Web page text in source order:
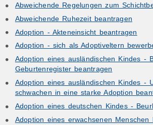
Abweichende Regelungen zum
Abweichende Ruhezeit beantragen
Adoption - Akteneinsicht beantragen
Adoption - sich als Adoptiveltern
Adoption eines ausländischen Kindes -
Geburtenregister beantragen
Adoption eines ausländischen Kindes -
schwachen in eine starke Adoption
Adoption eines deutschen Kindes -
Adoption eines erwachsenen Menschen